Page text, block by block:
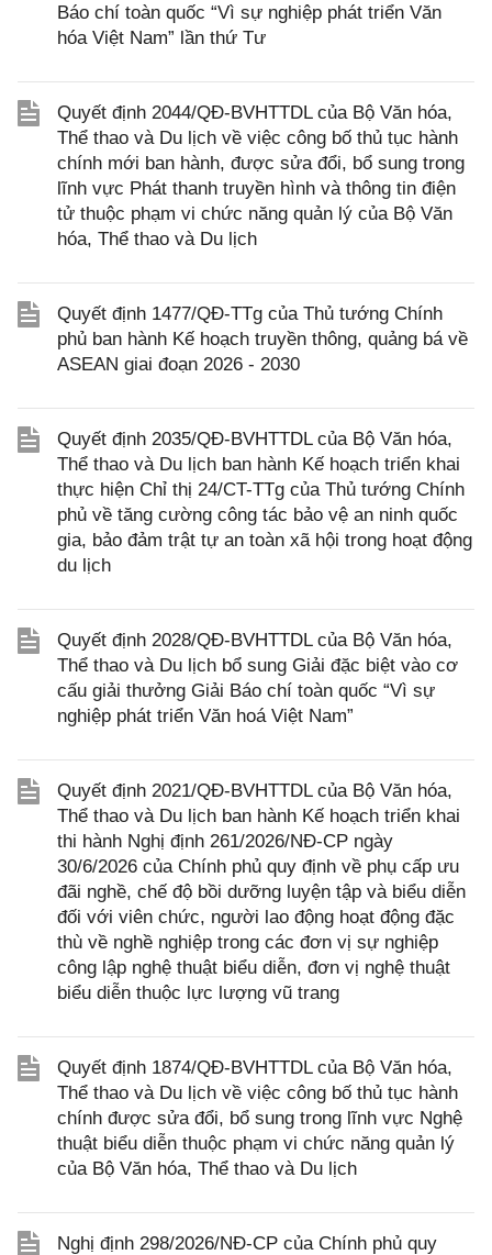
Báo chí toàn quốc “Vì sự nghiệp phát triển Văn
hóa Việt Nam” lần thứ Tư
Quyết định 2044/QĐ-BVHTTDL của Bộ Văn hóa,
Thể thao và Du lịch về việc công bố thủ tục hành
chính mới ban hành, được sửa đổi, bổ sung trong
lĩnh vực Phát thanh truyền hình và thông tin điện
tử thuộc phạm vi chức năng quản lý của Bộ Văn
hóa, Thể thao và Du lịch
Quyết định 1477/QĐ-TTg của Thủ tướng Chính
phủ ban hành Kế hoạch truyền thông, quảng bá về
ASEAN giai đoạn 2026 - 2030
Quyết định 2035/QĐ-BVHTTDL của Bộ Văn hóa,
Thể thao và Du lịch ban hành Kế hoạch triển khai
thực hiện Chỉ thị 24/CT-TTg của Thủ tướng Chính
phủ về tăng cường công tác bảo vệ an ninh quốc
gia, bảo đảm trật tự an toàn xã hội trong hoạt động
du lịch
Quyết định 2028/QĐ-BVHTTDL của Bộ Văn hóa,
Thể thao và Du lịch bổ sung Giải đặc biệt vào cơ
cấu giải thưởng Giải Báo chí toàn quốc “Vì sự
nghiệp phát triển Văn hoá Việt Nam”
Quyết định 2021/QĐ-BVHTTDL của Bộ Văn hóa,
Thể thao và Du lịch ban hành Kế hoạch triển khai
thi hành Nghị định 261/2026/NĐ-CP ngày
30/6/2026 của Chính phủ quy định về phụ cấp ưu
đãi nghề, chế độ bồi dưỡng luyện tập và biểu diễn
đối với viên chức, người lao động hoạt động đặc
thù về nghề nghiệp trong các đơn vị sự nghiệp
công lập nghệ thuật biểu diễn, đơn vị nghệ thuật
biểu diễn thuộc lực lượng vũ trang
Quyết định 1874/QĐ-BVHTTDL của Bộ Văn hóa,
Thể thao và Du lịch về việc công bố thủ tục hành
chính được sửa đổi, bổ sung trong lĩnh vực Nghệ
thuật biểu diễn thuộc phạm vi chức năng quản lý
của Bộ Văn hóa, Thể thao và Du lịch
Nghị định 298/2026/NĐ-CP của Chính phủ quy